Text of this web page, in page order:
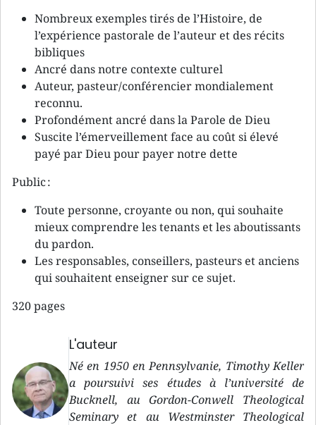
Nombreux exemples tirés de l’Histoire, de
l’expérience pastorale de l’auteur et des récits
bibliques
Ancré dans notre contexte culturel
Auteur, pasteur/conférencier mondialement
reconnu.
Profondément ancré dans la Parole de Dieu
Suscite l’émerveillement face au coût si élevé
payé par Dieu pour payer notre dette
Public :
Toute personne, croyante ou non, qui souhaite
mieux comprendre les tenants et les aboutissants
du pardon.
Les responsables, conseillers, pasteurs et anciens
qui souhaitent enseigner sur ce sujet.
320 pages
L'auteur
Né en 1950 en Pennsylvanie, Timothy Keller
a poursuivi ses études à l’université de
Bucknell, au Gordon-Conwell Theological
Seminary et au Westminster Theological